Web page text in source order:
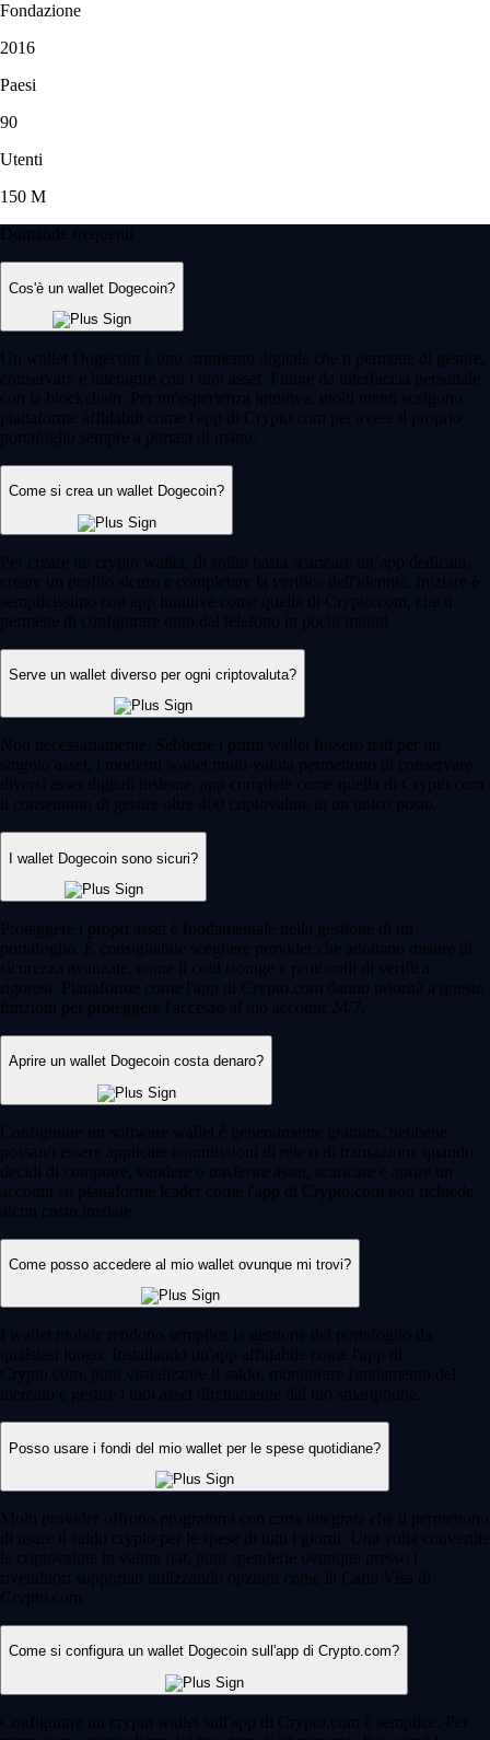
Fondazione
2016
Paesi
90
Utenti
150 M
Domande frequenti
Cos'è un wallet Dogecoin?
Un wallet Dogecoin è uno strumento digitale che ti permette di gestire,
conservare e interagire con i tuoi asset. Funge da interfaccia personale
con la blockchain. Per un'esperienza intuitiva, molti utenti scelgono
piattaforme affidabili come l'app di Crypto.com per avere il proprio
portafoglio sempre a portata di mano.
Come si crea un wallet Dogecoin?
Per creare un crypto wallet, di solito basta scaricare un’app dedicata,
creare un profilo sicuro e completare la verifica dell'identità. Iniziare è
semplicissimo con app intuitive come quella di Crypto.com, che ti
permette di configurare tutto dal telefono in pochi minuti.
Serve un wallet diverso per ogni criptovaluta?
Non necessariamente. Sebbene i primi wallet fossero nati per un
singolo asset, i moderni wallet multi-valuta permettono di conservare
diversi asset digitali insieme. app complete come quella di Crypto.com
ti consentono di gestire oltre 400 criptovalute in un unico posto.
I wallet Dogecoin sono sicuri?
Proteggere i propri asset è fondamentale nella gestione di un
portafoglio. È consigliabile scegliere provider che adottano misure di
sicurezza avanzate, come il cold storage e protocolli di verifica
rigorosi. Piattaforme come l'app di Crypto.com danno priorità a queste
funzioni per proteggere l'accesso al tuo account 24/7.
Aprire un wallet Dogecoin costa denaro?
Configurare un software wallet è generalmente gratuito. Sebbene
possano essere applicate commissioni di rete o di transazione quando
decidi di comprare, vendere o trasferire asset, scaricare e aprire un
account su piattaforme leader come l'app di Crypto.com non richiede
alcun costo iniziale.
Come posso accedere al mio wallet ovunque mi trovi?
I wallet mobile rendono semplice la gestione del portafoglio da
qualsiasi luogo. Installando un'app affidabile come l'app di
Crypto.com, puoi visualizzare il saldo, monitorare l'andamento del
mercato e gestire i tuoi asset direttamente dal tuo smartphone.
Posso usare i fondi del mio wallet per le spese quotidiane?
Molti provider offrono programmi con carta integrata che ti permettono
di usare il saldo crypto per le spese di tutti i giorni. Una volta convertite
le criptovalute in valuta fiat, puoi spenderle ovunque presso i
rivenditori supportati utilizzando opzioni come la Carta Visa di
Crypto.com.
Come si configura un wallet Dogecoin sull'app di Crypto.com?
Configurare un crypto wallet sull'app di Crypto.com è semplice. Per